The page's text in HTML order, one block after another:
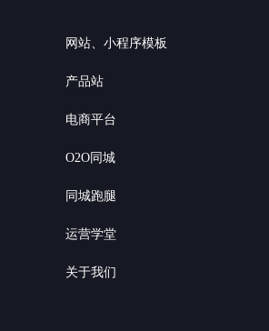
网站、小程序模板
产品站
电商平台
O2O同城
同城跑腿
运营学堂
关于我们